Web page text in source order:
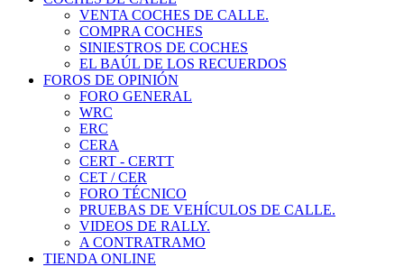
VENTA COCHES DE CALLE.
COMPRA COCHES
SINIESTROS DE COCHES
EL BAÚL DE LOS RECUERDOS
FOROS DE OPINIÓN
FORO GENERAL
WRC
ERC
CERA
CERT - CERTT
CET / CER
FORO TÉCNICO
PRUEBAS DE VEHÍCULOS DE CALLE.
VIDEOS DE RALLY.
A CONTRATRAMO
TIENDA ONLINE